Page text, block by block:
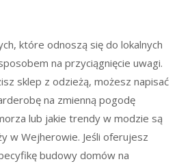
które odnoszą się do lokalnych
na przyciągnięcie uwagi.
sklep z odzieżą, możesz napisać
na zmienną pogodę
lub jakie trendy w modzie są
w Wejherowie. Jeśli oferujesz
budowy domów na